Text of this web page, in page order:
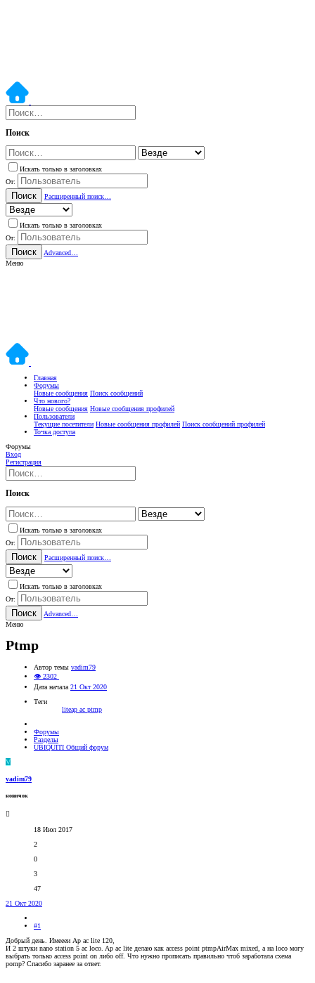
Поиск
Искать только в заголовках
От:
Поиск Расширенный поиск…
Искать только в заголовках
От:
Поиск
Advanced…
Меню
Главная
Форумы
Новые сообщения Поиск сообщений
Что нового?
Новые сообщения Новые сообщения профилей
Пользователи
Текущие посетители Новые сообщения профилей Поиск сообщений профилей
Точка доступа
Форумы
Вход
Регистрация
Поиск
Искать только в заголовках
От:
Поиск Расширенный поиск…
Искать только в заголовках
От:
Поиск
Advanced…
Меню
Ptmp
Автор темы vadim79
👁 2302
Дата начала 21 Окт 2020
Теги
liteap ac ptmp
Форумы
Разделы
UBIQUITI Общий форум
V
vadim79
новичок
18 Июл 2017
2
0
3
47
21 Окт 2020
#1
Добрый день. Имеееи Ap ac lite 120,
И 2 штуки nano station 5 ac loco. Ap ac lite делаю как access point ptmpAirMax mixed, а на loco могу
выбрать только access point on либо off. Что нужно прописать правильно чтоб заработала схема
pomp? Спасибо заранее за ответ.